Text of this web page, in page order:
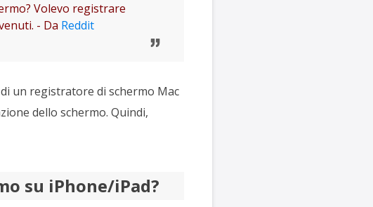
Volevo registrare
- Da Reddit
un registratore di schermo Mac
dello schermo. Quindi,
su iPhone/iPad?